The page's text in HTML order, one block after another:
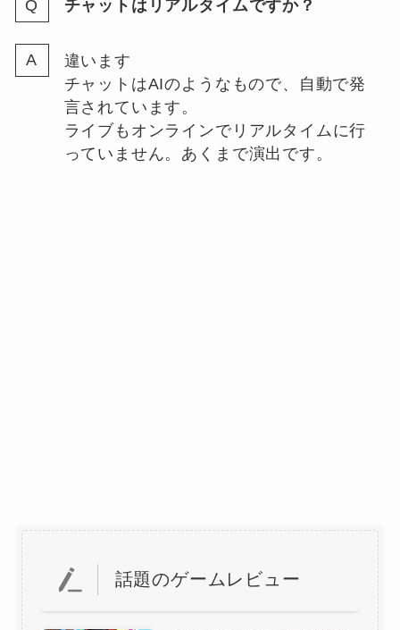
チャットはリアルタイムですか？
違います
チャットはAIのようなもので、自動で発
言されています。
ライブもオンラインでリアルタイムに行
っていません。あくまで演出です。
話題のゲームレビュー